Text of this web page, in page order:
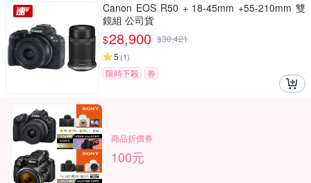
Canon EOS R50 + 18-45mm +55-210mm 雙
鏡組 公司貨
$28,900 $30,421
5 (1)
限時下殺 券
商品折價券
100元